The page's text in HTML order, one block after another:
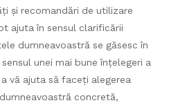
și recomandări de utilizare
ajuta în sensul clarificării
dumneavoastră se găsesc în
unei mai bune înțelegeri a
vă ajuta să faceți alegerea
concretă,